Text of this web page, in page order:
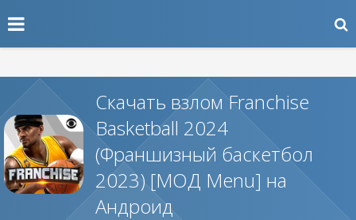
Скачать взлом Franchise
Basketball 2024
(Франшизный баскетбол
2023) [МОД Menu] на
Андроид